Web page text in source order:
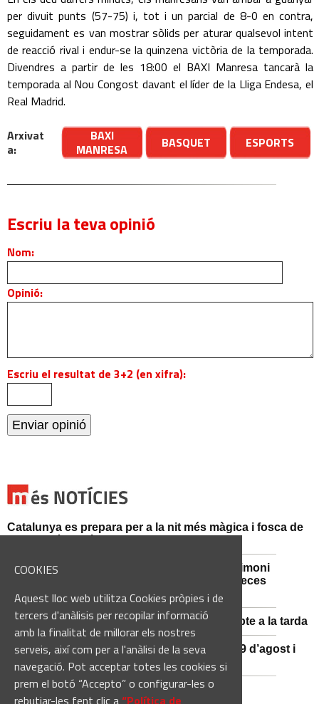
COOKIES
Aquest lloc web utilitza Cookies pròpies i de
tercers d'anàlisis per recopilar informació
amb la finalitat de millorar els nostres
serveis, així com per a l'anàlisi de la seva
navegació. Pot acceptar totes les cookies si
prem el botó “Accepto” o configurar-les o
rebutjar-les fent clic a“Política de
per divuit punts (57-75) i, tot i un parcial de 8-0 en contra,
seguidament es van mostrar sòlids per aturar qualsevol intent
de reacció rival i endur-se la quinzena victòria de la temporada.
Divendres a partir de les 18:00 el BAXI Manresa tancarà la
temporada al Nou Congost davant el líder de la Lliga Endesa, el
Real Madrid.
Arxivat
a:
BAXI
MANRESA
BASQUET ESPORTS
Escriu la teva opinió
Nom:
Opinió:
Escriu el resultat de 3+2 (en xifra):
Catalunya es prepara per a la nit més màgica i fosca de
Sant Fruitós de Bages posa en valor el patrimoni
agrícola amb la restauració i exposició de peces
històriques
Es manté la previsió de pluges fortes dissabte a la tarda
El 3x3 de bàsquet de Solsona s’avança al 29 d’agost i
estrena premis en metàl·lic